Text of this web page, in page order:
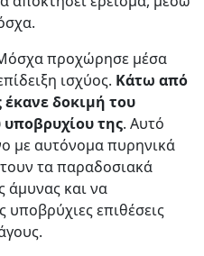
προχώρησε μέσα
ισχύος. Κάτω από
έκανε δοκιμή του
της. Αυτό
με αυτόνομα πυρηνικά
τα παραδοσιακά
άμυνας και να
επιθέσεις